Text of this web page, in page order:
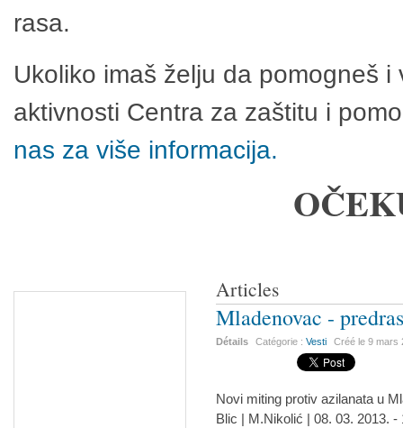
rasa.
Ukoliko imaš želju da pomogneš
aktivnosti Centra za zaštitu i
nas za više informacija.
Articles
Mladenovac -
Détails Catégorie :Vesti Créé le9 mars
Novi miting protiv azilanata u
Blic | M.Nikolić | 08. 03. 2013. -